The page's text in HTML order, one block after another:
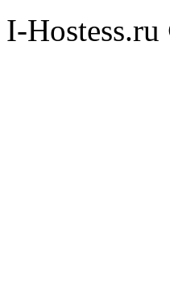
I-Hostess.ru